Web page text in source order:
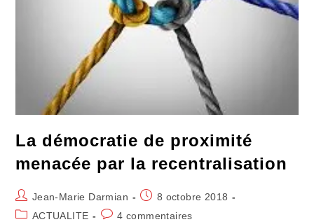
La démocratie de proximité
menacée par la recentralisation
Auteur/autrice
de
Jean-Marie Darmian
Publication
publiée :
8 octobre 2018
PostACTUALITE
Commentaires
4 commentaires